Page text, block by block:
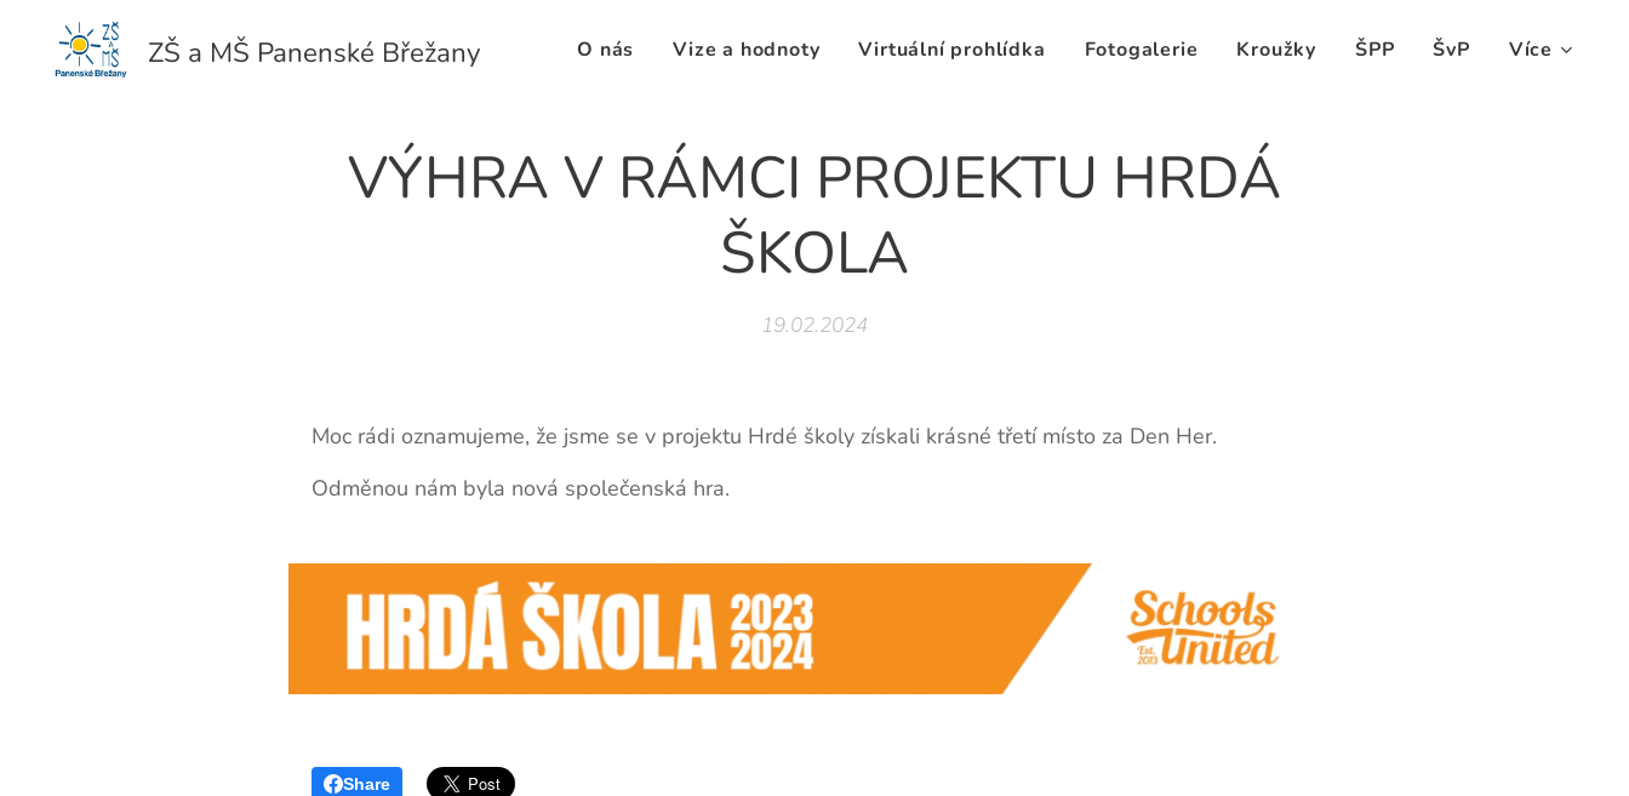
ZŠ a MŠ Panenské Břežany O nás Vize a hodnoty Virtuální prohlídka Fotogalerie Kroužky ŠPP ŠvP Více
VÝHRA V RÁMCI PROJEKTU HRDÁ
ŠKOLA
19.02.2024
Moc rádi oznamujeme, že jsme se v projektu Hrdé školy získali krásné třetí místo za Den Her.
Odměnou nám byla nová společenská hra.
Share